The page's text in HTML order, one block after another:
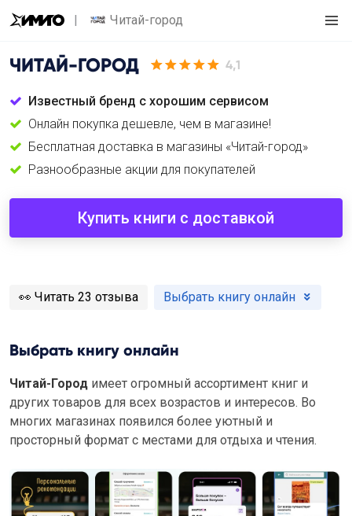
Читай-город
ЧИТАЙ-ГОРОД 4,1
Известный бренд с хорошим сервисом
Онлайн покупка дешевле, чем в магазине!
Бесплатная доставка в магазины «Читай-город»
Разнообразные акции для покупателей
Купить книги с доставкой
️👀 Читать 23 отзыва Выбрать книгу онлайн
Выбрать книгу онлайн
Читай-Город имеет огромный ассортимент книг и
других товаров для всех возрастов и интересов. Во
многих магазинах появился более уютный и
просторный формат с местами для отдыха и чтения.